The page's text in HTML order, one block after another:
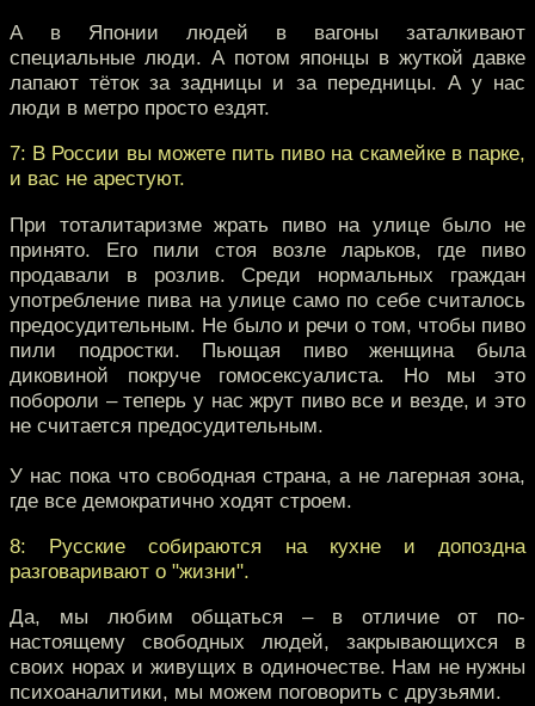
А в Японии людей в вагоны заталкивают
специальные люди. А потом японцы в жуткой давке
лапают тёток за задницы и за передницы. А у нас
люди в метро просто ездят.
7: В России вы можете пить пиво на скамейке в парке,
и вас не арестуют.
При тоталитаризме жрать пиво на улице было не
принято. Его пили стоя возле ларьков, где пиво
продавали в розлив. Среди нормальных граждан
употребление пива на улице само по себе считалось
предосудительным. Не было и речи о том, чтобы пиво
пили подростки. Пьющая пиво женщина была
диковиной покруче гомосексуалиста. Но мы это
побороли – теперь у нас жрут пиво все и везде, и это
не считается предосудительным.
У нас пока что свободная страна, а не лагерная зона,
где все демократично ходят строем.
8: Русские собираются на кухне и допоздна
разговаривают о "жизни".
Да, мы любим общаться – в отличие от по-
настоящему свободных людей, закрывающихся в
своих норах и живущих в одиночестве. Нам не нужны
психоаналитики, мы можем поговорить с друзьями.